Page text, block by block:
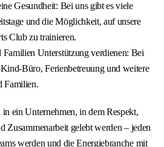
Gesundheit: Bei uns gibt es viele
und die Möglichkeit, auf unsere
Club zu trainieren.
Familien Unterstützung verdienen: Bei
Büro, Ferienbetreuung und weitere
Familien.
ein Unternehmen, in dem Respekt,
Zusammenarbeit gelebt werden – jeden
werden und die Energiebranche mit